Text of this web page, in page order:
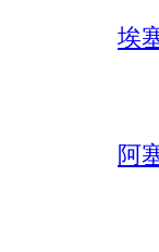
埃
阿